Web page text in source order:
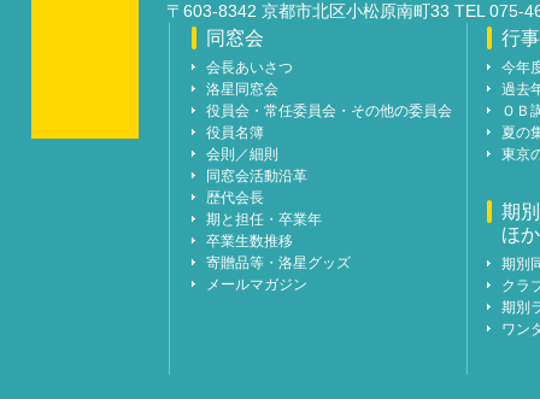
〒603-8342 京都市北区小松原南町33 TEL 075-
同窓会
会長あいさつ
洛星同窓会
役員会・常任委員会・その他の委員会
役員名簿
会則／細則
同窓会活動沿革
歴代会長
期と担任・卒業年
卒業生数推移
寄贈品等・洛星グッズ
メールマガジン
行事
今年
過去
ＯＢ
夏の
東京
期
ほか
期別
クラ
期別
ワン